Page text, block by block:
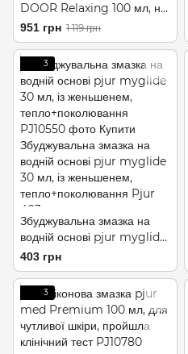
DOOR Relaxing 100 мл, на
силіконовій основі, з олією
жожоба
951 грн 1 119 грн
3
Збуджувальна змазка на
водній основі pjur myglide
30 мл, із женьшенем,
тепло+поколювання
403 грн
3